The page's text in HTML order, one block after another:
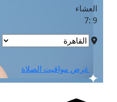
العشاء
9 :7
عرض مواقيت الصلاة